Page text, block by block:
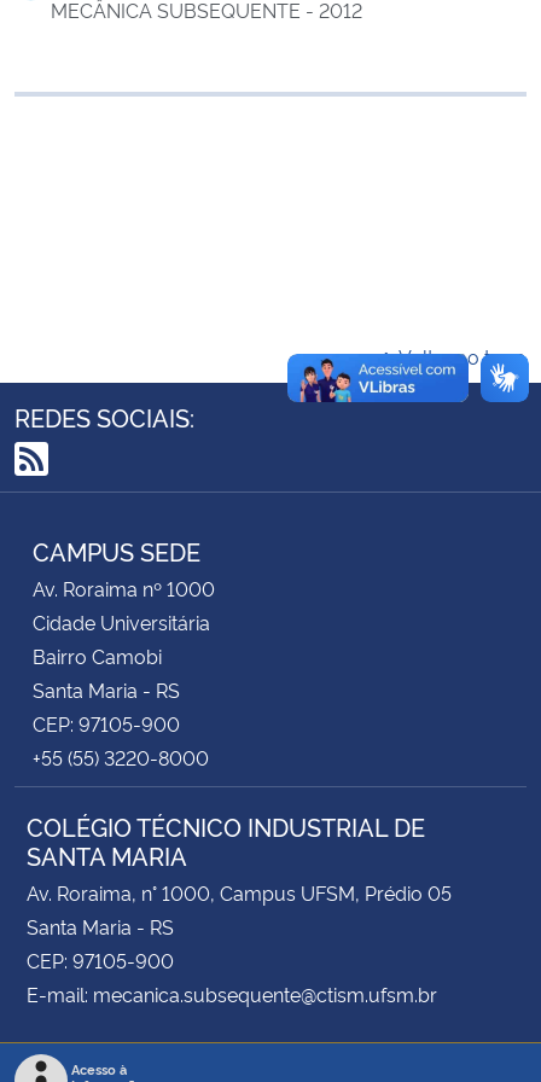
Ministério da Cidadania
Controladoria-Geral da União
Secretaria-Geral
Secretaria de Governo
Gabinete de Segurança Institucional
Advocacia-Geral da União
Banco Central do Brasil
Planalto
MECÂNICA SUBSEQUENTE - 2012
Voltar ao topo
REDES SOCIAIS:
RSS
CAMPUS SEDE
Av. Roraima nº 1000
Cidade Universitária
Bairro Camobi
Santa Maria - RS
CEP: 97105-900
+55 (55) 3220-8000
COLÉGIO TÉCNICO INDUSTRIAL DE
SANTA MARIA
Av. Roraima, n° 1000, Campus UFSM, Prédio 05
Santa Maria - RS
CEP: 97105-900
E-mail: mecanica.subsequente@ctism.ufsm.br
Acesso à